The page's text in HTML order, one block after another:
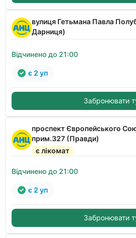
вулиця Гетьмана Павла
Дарниця)
Відчинено до 21:00
є 2 уп
Забронювати
проспект Європейського
прим.327 (Правди)
є лікомат
Відчинено до 21:00
є 2 уп
Забронювати